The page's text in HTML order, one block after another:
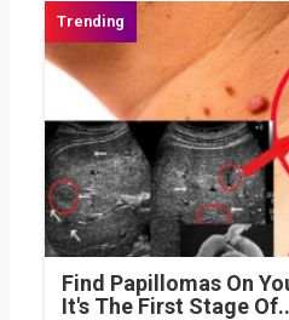
Find Papillomas On
It's The First Stage